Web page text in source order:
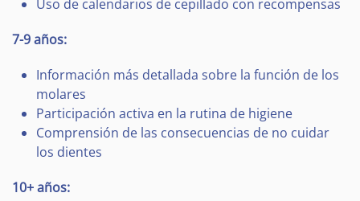
Uso de calendarios de cepillado con recompensas
7-9 años:
Información más detallada sobre la función de los
molares
Participación activa en la rutina de higiene
Comprensión de las consecuencias de no cuidar
los dientes
10+ años: